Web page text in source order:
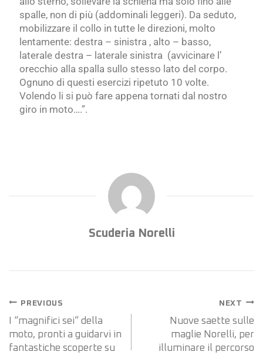
spalle, non di più (addominali leggeri). Da seduto,
mobilizzare il collo in tutte le direzioni, molto
lentamente: destra – sinistra , alto – basso,
laterale destra – laterale sinistra (avvicinare l’
orecchio alla spalla sullo stesso lato del corpo.
Ognuno di questi esercizi ripetuto 10 volte.
Volendo li si può fare appena tornati dal nostro
giro in moto….”.
Scuderia Norelli
PREVIOUS
I “magnifici sei” della
moto, pronti a guidarvi in
fantastiche scoperte su
NEXT
Nuove saette sulle
maglie Norelli, per
illuminare il percorso